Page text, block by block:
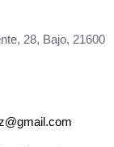
28, Bajo, 21600